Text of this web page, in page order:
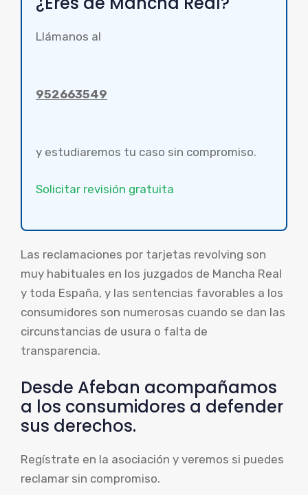
Llámanos al
952663549
y estudiaremos tu caso sin compromiso.
Solicitar revisión gratuita
Las reclamaciones por tarjetas revolving son
muy habituales en los juzgados de Mancha Real
y toda España, y las sentencias favorables a los
consumidores son numerosas cuando se dan las
circunstancias de usura o falta de
transparencia.
Desde Afeban acompañamos
a los consumidores a defender
sus derechos.
Regístrate en la asociación y veremos si puedes
reclamar sin compromiso.